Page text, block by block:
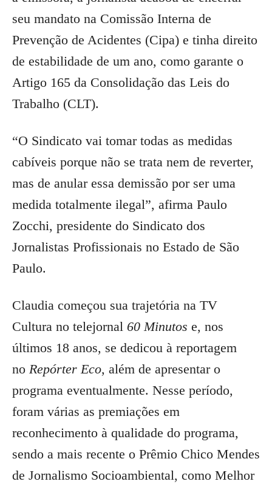
seu mandato na Comissão Interna de
Prevenção de Acidentes (Cipa) e tinha direito
de estabilidade de um ano, como garante o
Artigo 165 da Consolidação das Leis do
Trabalho (CLT).
“O Sindicato vai tomar todas as medidas
cabíveis porque não se trata nem de reverter,
mas de anular essa demissão por ser uma
medida totalmente ilegal”, afirma Paulo
Zocchi, presidente do Sindicato dos
Jornalistas Profissionais no Estado de São
Paulo.
Claudia começou sua trajetória na TV
Cultura no telejornal 60 Minutos e, nos
últimos 18 anos, se dedicou à reportagem
no Repórter Eco, além de apresentar o
programa eventualmente. Nesse período,
foram várias as premiações em
reconhecimento à qualidade do programa,
sendo a mais recente o Prêmio Chico Mendes
de Jornalismo Socioambiental, como Melhor